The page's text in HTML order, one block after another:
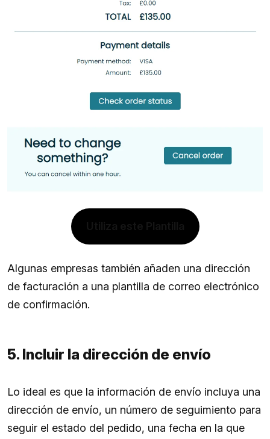
Algunas empresas también añaden una dirección
de facturación a una plantilla de correo electrónico
de confirmación.
5. Incluir la dirección de envío
Lo ideal es que la información de envío incluya una
dirección de envío, un número de seguimiento para
seguir el estado del pedido, una fecha en la que